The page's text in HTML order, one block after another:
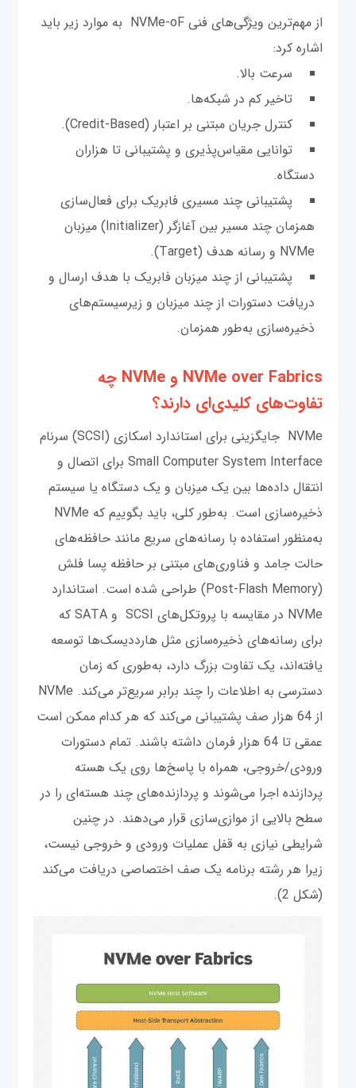
از مهم‌ترین ویژگی‌های فنی NVMe-oF به موارد زیر باید
اشاره کرد:
سرعت بالا.
تاخیر کم در شبکه‌ها.
کنترل جریان مبتنی بر اعتبار (Credit-Based).
توانایی مقیاس‌پذیری و پشتیبانی تا هزاران
دستگاه.
پشتیبانی چند مسیری فابریک برای فعال‌سازی
همزمان چند مسیر بین آغازگر (Initializer) میزبان
NVMe و رسانه هدف (Target).
پشتیبانی از چند میزبان فابریک با هدف ارسال و
دریافت دستورات از چند میزبان و زیرسیستم‌های
ذخیره‌سازی به‌طور همزمان.
NVMe over Fabrics و NVMe چه
تفاوت‌های کلیدی‌ای دارند؟
NVMe جایگزینی برای استاندارد اسکازی (SCSI) سرنام
Small Computer System Interface برای اتصال و
انتقال داده‌ها بین یک میزبان و یک دستگاه یا سیستم
ذخیره‌سازی است. به‌طور کلی، باید بگوییم که NVMe
به‌منظور استفاده با رسانه‌های سریع‌ مانند حافظه‌های
حالت جامد و فناوری‌های مبتنی بر حافظه پسا فلش
(Post-Flash Memory) طراحی شده است. استاندارد
NVMe در مقایسه با پروتکل‌های SCSI و SATA که
برای رسانه‌های ذخیره‌سازی مثل هارددیسک‌ها توسعه
یافته‌اند، یک تفاوت بزرگ دارد، به‌طوری که زمان‌
دسترسی به اطلاعات را چند برابر سریع‌تر می‌کند. NVMe
از 64 هزار صف پشتیبانی می‌کند که هر کدام ممکن است
عمقی تا 64 هزار فرمان داشته باشند. تمام دستورات
ورودی/خروجی، همراه با پاسخ‌ها روی یک هسته
پردازنده اجرا می‌شوند و پردازنده‌های چند هسته‌ای را در
سطح بالایی از موازی‌سازی قرار می‌دهند. در چنین
شرایطی نیازی به قفل عملیات ورودی و خروجی نیست،
زیرا هر رشته برنامه یک صف اختصاصی دریافت می‌کند
(شکل 2).